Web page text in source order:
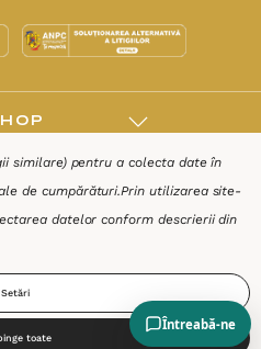
similare) pentru a colecta date în
de cumpărături.Prin utilizarea site-
datelor conform descrierii din
Setări
toate